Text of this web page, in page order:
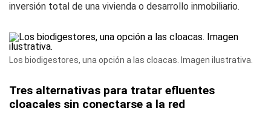
inversión total de una vivienda o desarrollo inmobiliario.
Los biodigestores, una opción a las cloacas. Imagen ilustrativa.
Tres alternativas para tratar efluentes
cloacales sin conectarse a la red